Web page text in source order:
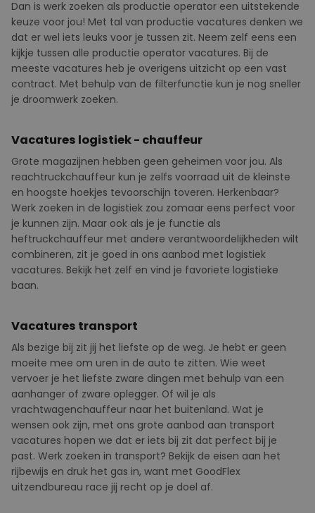
Dan is werk zoeken als productie operator een uitstekende
keuze voor jou! Met tal van productie vacatures denken we
dat er wel iets leuks voor je tussen zit. Neem zelf eens een
kijkje tussen alle productie operator vacatures. Bij de
meeste vacatures heb je overigens uitzicht op een vast
contract. Met behulp van de filterfunctie kun je nog sneller
je droomwerk zoeken.
Vacatures logistiek - chauffeur
Grote magazijnen hebben geen geheimen voor jou. Als
reachtruckchauffeur kun je zelfs voorraad uit de kleinste
en hoogste hoekjes tevoorschijn toveren. Herkenbaar?
Werk zoeken in de logistiek zou zomaar eens perfect voor
je kunnen zijn. Maar ook als je je functie als
heftruckchauffeur met andere verantwoordelijkheden wilt
combineren, zit je goed in ons aanbod met logistiek
vacatures. Bekijk het zelf en vind je favoriete logistieke
baan.
Vacatures transport
Als bezige bij zit jij het liefste op de weg. Je hebt er geen
moeite mee om uren in de auto te zitten. Wie weet
vervoer je het liefste zware dingen met behulp van een
aanhanger of zware oplegger. Of wil je als
vrachtwagenchauffeur naar het buitenland. Wat je
wensen ook zijn, met ons grote aanbod aan transport
vacatures hopen we dat er iets bij zit dat perfect bij je
past. Werk zoeken in transport? Bekijk de eisen aan het
rijbewijs en druk het gas in, want met GoodFlex
uitzendbureau race jij recht op je doel af.